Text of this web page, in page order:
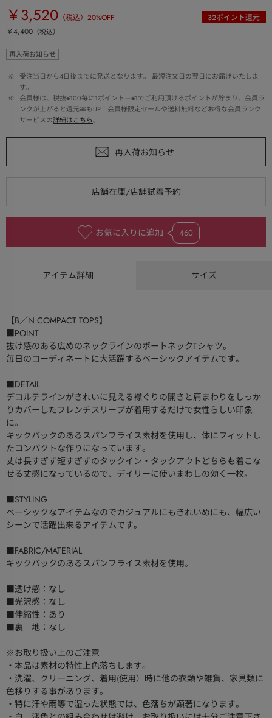
￥3,520 （税込） 20%OFF 32ポイント還元
￥4,400（税込）
再入荷お知らせ
※
受注当日から4日後までに発送となります。 最短注文日の翌日にお届けいたしま
す。
※
会員様は、税抜¥100毎に1ポイント＝¥1でご利用頂けるポイントが貯まり、会員ラ
ンクが上がると還元率もUP！会員様限定セールや送料無料などお得な会員ランク
サービスの詳細はこちら。
お気に入りに追加 460
アイテム詳細 サイズ
【B／N COMPACT TOPS】
■POINT
抜け感のある広めのネックラインのボートネックTシャツ。
毎日のコーディネートに大活躍するベーシックアイテムです。
■DETAIL
デコルテラインがきれいに見える襟ぐりの開きと肩まわりをしっか
りカバーしたフレンチスリーブが着用するだけで女性らしい印象
に。
キックバックのあるスパンフライス素材を使用し、体にフィットし
たコンパクトな作りになっています。
丈は長すぎず短すぎずのタックイン・タックアウトどちらも着こな
せる丈感になっているので、デイリーに使いまわしの効く一枚。
■STYLING
ベーシックなアイテムなのでカジュアルにもきれいめにも、幅広い
シーンで活躍出来るアイテムです。
■FABRIC/MATERIAL
キックバックのあるスパンフライス素材を使用。
■透け感：なし
■光沢感：なし
■伸縮性：あり
■裏 地：なし
※お取り扱い上のご注意
・本品は素材の特性上色落ちします。
・洗濯、クリーニング、着用(使用）時に他の衣類や雑貨、家具類に
色移りする事があります。
・特に汗や雨等で湿った状態では、色落ちが顕著になります。